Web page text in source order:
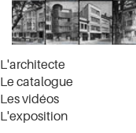
L'architecte
Le catalogue
Les vidéos
L'exposition